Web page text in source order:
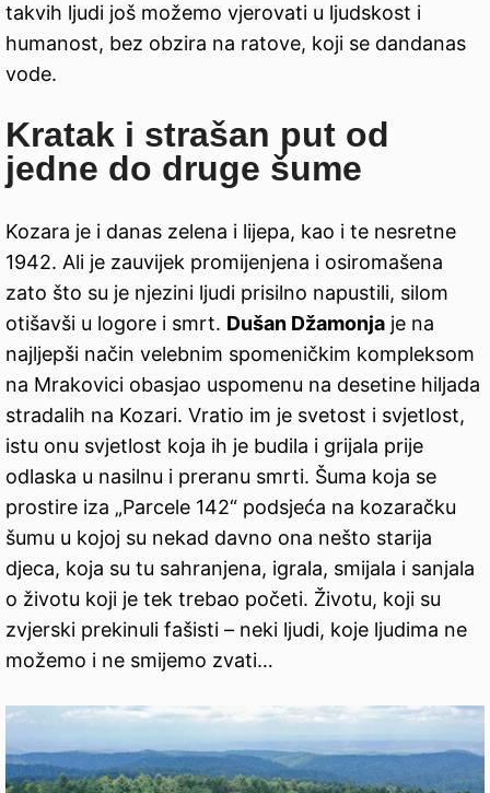
takvih ljudi još možemo vjerovati u ljudskost i
humanost, bez obzira na ratove, koji se dandanas
vode.
Kratak i strašan put od
jedne do druge šume
Kozara je i danas zelena i lijepa, kao i te nesretne
1942. Ali je zauvijek promijenjena i osiromašena
zato što su je njezini ljudi prisilno napustili, silom
otišavši u logore i smrt. Dušan Džamonja je na
najljepši način velebnim spomeničkim kompleksom
na Mrakovici obasjao uspomenu na desetine hiljada
stradalih na Kozari. Vratio im je svetost i svjetlost,
istu onu svjetlost koja ih je budila i grijala prije
odlaska u nasilnu i preranu smrti. Šuma koja se
prostire iza „Parcele 142“ podsjeća na kozaračku
šumu u kojoj su nekad davno ona nešto starija
djeca, koja su tu sahranjena, igrala, smijala i sanjala
o životu koji je tek trebao početi. Životu, koji su
zvjerski prekinuli fašisti – neki ljudi, koje ljudima ne
možemo i ne smijemo zvati…